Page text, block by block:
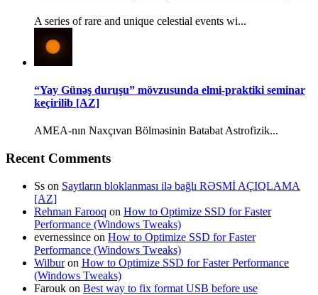
A series of rare and unique celestial events wi...
“Yay Günəş duruşu” mövzusunda elmi-praktiki seminar
keçirilib [AZ]
AMEA-nın Naxçıvan Bölməsinin Batabat Astrofizik...
Recent Comments
Ss on Saytların bloklanması ilə bağlı RƏSMİ AÇIQLAMA
[AZ]
Rehman Farooq on How to Optimize SSD for Faster
Performance (Windows Tweaks)
evernessince on How to Optimize SSD for Faster
Performance (Windows Tweaks)
Wilburon How to Optimize SSD for Faster Performance
(Windows Tweaks)
Farouk on Best way to fix format USB before use